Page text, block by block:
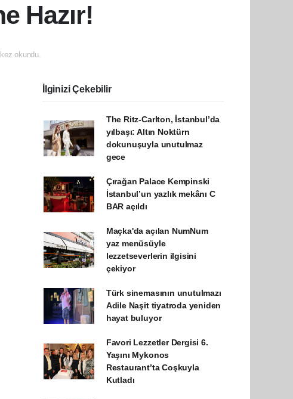
Hazır!
okundu.
İlginizi Çekebilir
The Ritz-Carlton, İstanbul’da
yılbaşı: Altın Noktürn
dokunuşuyla unutulmaz
gece
Çırağan Palace Kempinski
İstanbul’un yazlık mekânı C
BAR açıldı
Maçka'da açılan NumNum
yaz menüsüyle
lezzetseverlerin ilgisini
çekiyor
Türk sinemasının unutulmazı
Adile Naşit tiyatroda yeniden
hayat buluyor
Favori Lezzetler Dergisi 6.
Yaşını Mykonos
Restaurant’ta Coşkuyla
Kutladı